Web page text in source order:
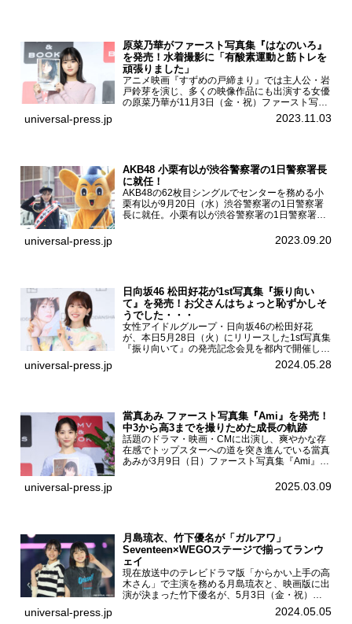
原菜乃華がファースト写真集『はなのいろ』
を発売！水着撮影に「有酸素運動と筋トレを
頑張りました」
アニメ映画『すずめの戸締まり』では主人公・岩
戸鈴芽を演じ、多くの映像作品にも出演する女優
の原菜乃華が11月3日（金・祝）ファースト写真
集『はなのいろ』発売記念イベントを
HMV&BOOKS SHIBUYAで開催した。原菜乃華フ
universal-press.jp 2023.11.03
AKB48 小栗有以が渋谷警察署の1日警察署長
に就任！
AKB48の62枚目シングルでセンターを務める小
栗有以が9月20日（水）渋谷警察署の1日警察署
長に就任。小栗有以が渋谷警察署の1日警察署長
での10日間実施される令和5年 秋の全国交通安全
universal-press.jp 2023.09.20
日向坂46 松田好花が1st写真集『振り向い
て』を発売！お父さんはちょっと恥ずかしそ
うでした・・・
女性アイドルグループ・日向坂46の松田好花
が、本日5月28日（火）にリリースした1st写真集
『振り向いて』の発売記念会見を都内で開催し
た。日向坂46 松田好花1st写真集『振り向いて』
発売記念会見写真集では日向坂46の松田好花を
universal-press.jp 2024.05.28
當真あみ ファースト写真集『Ami』を発売！
中3から高3までを撮りためた成長の軌跡
話題のドラマ・映画・CMに出演し、爽やかな存
在感でトップスターへの道を突き進んでいる當真
あみが3月9日（日）ファースト写真集『Ami』
BOOKS SHIBUYAで開催した。當真あみファース
universal-press.jp 2025.03.09
月島琉衣、竹下優名が「ガルアワ」
Seventeen×WEGOステージで揃ってランウ
ェイ
現在放送中のテレビドラマ版「からかい上手の高
木さん」で主演を務める月島琉衣と、映画版に出
演が決まった竹下優名が、5月3日（金・祝）東
京・国立代々木競技場第一体育館で開催されたフ
ァッション&音楽イベント『Rakuten GirlsAward
universal-press.jp 2024.05.05